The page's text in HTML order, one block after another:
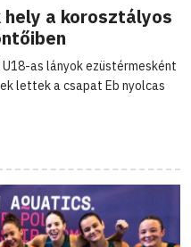
hely a korosztályos
as lányok ezüstérmesként
lettek a csapat Eb nyolcas